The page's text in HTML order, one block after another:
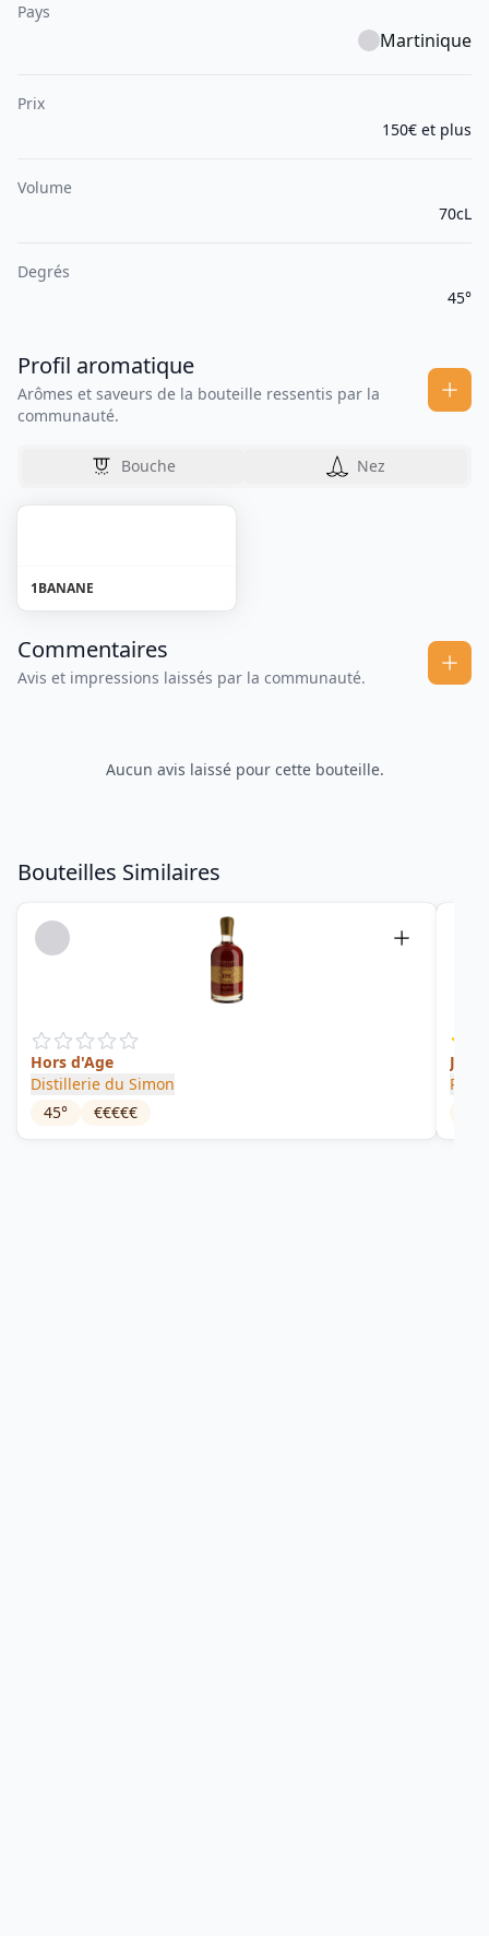
Pays
Martinique
Prix
150€ et plus
Volume
70cL
Degrés
45°
Profil aromatique
Arômes et saveurs de la bouteille ressentis par la
communauté.
Bouche Nez
1BANANE
Commentaires
Avis et impressions laissés par la communauté.
Aucun avis laissé pour cette bouteille.
Bouteilles Similaires
Hors d'Age
Distillerie du Simon
45° €€€€€